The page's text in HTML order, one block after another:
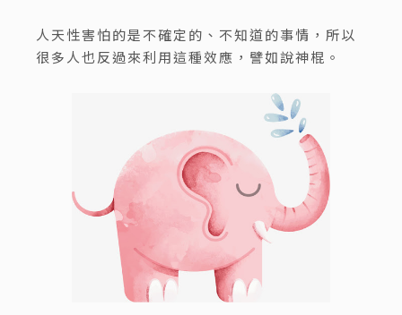
人天性害怕的是不確定的、不知道的事情，所以
很多人也反過來利用這種效應，譬如說神棍。